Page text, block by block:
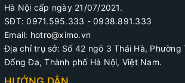
Hà Nội cấp ngày 21/07/2021.
SĐT: 0971.595.333 - 0938.891.333
Email: hotro@ximo.vn
Địa chỉ trụ sở: Số 42 ngõ 3 Thái Hà, Phường
Đống Đa, Thành phố Hà Nội, Việt Nam.